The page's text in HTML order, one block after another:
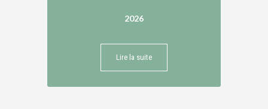
2026
Lire la suite